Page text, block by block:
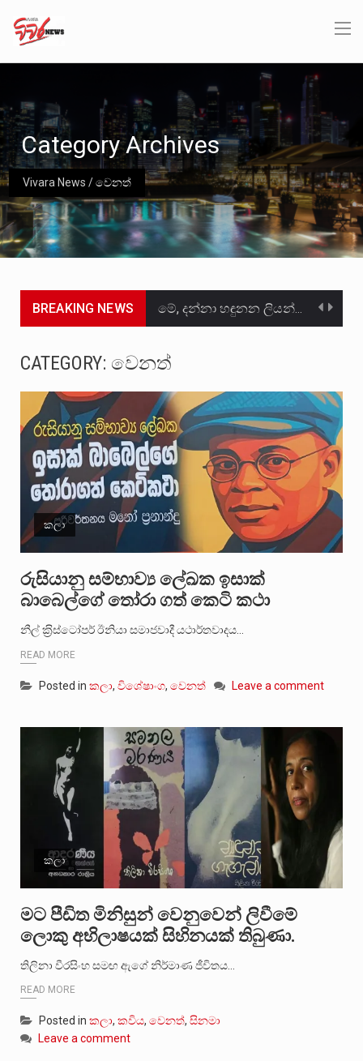
Vivara News /වෙනත්
Category Archives
BREAKING NEWS මේ, දන්නා හඳුනන ලියන්නකුගේ නන්නාඳුනන අඩවියක සැරිසරා ලද ආස්වාදනීය මොහොතක සිංහාවලෝකනයකි .කෙටි කවියක දිගු බර…
උපරිමාධිකරණ විනිශ්චයකාරවරුන්ගේ හා ඉන් පහළ විනිශ්චයකාරවරුන්ගේ විශ්‍රාම වයස දීර්ඝ කිරීම සඳහා සකස් කර ඇති විසිදෙවන…
බන්ධනාගාර රැදවියන් 1,021 දෙනෙකු ඉකුත් වසර පහක කාලය තුලදී (2020 ජනවාරි 01 සිට 2025 දෙසැම්බර්…
අගෝස්තු මස දෙවන ඉරිදා ලිට් රූම් සූම් සංවාදය පැවැත්වෙන්නේ "කතා කරන මහ වැව" නම් නකතාවක්…
CATEGORY: වෙනත්
කලා
රුසියානු සම්භාව්‍ය ලේඛක ඉසාක්
බාබෙල්ගේ තෝරා ගත් කෙටි කථා
නීල් ක‍්‍රිස්ටෝපර් ඊනියා සමාජවාදී යථාර්තවාදය…
READ MORE
Posted in කලා, විශේෂාංග, වෙනත් Leave a comment
කලා
මට පීඩිත මිනිසුන් වෙනුවෙන් ලිවීමේ
ලොකු අභිලාෂයක් සිහිනයක් තිබුණා.
තිලිනා වීරසිංහ සමඟ ඇගේ නිර්මාණ ජීවිතය…
READ MORE
Posted in කලා, කවිය, වෙනත්, සිනමා
Leave a comment